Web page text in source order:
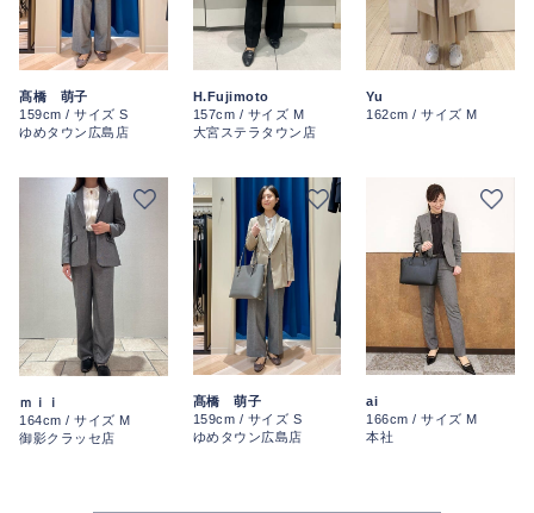
髙橋 萌子
159cm / サイズ S
ゆめタウン広島店
H.Fujimoto
157cm / サイズ M
大宮ステラタウン店
Yu
162cm / サイズ M
ｍｉｉ
164cm / サイズ M
御影クラッセ店
髙橋 萌子
159cm / サイズ S
ゆめタウン広島店
ai
166cm / サイズ M
本社